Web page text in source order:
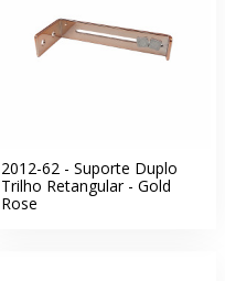
2012-62 - Suporte Duplo
Trilho Retangular - Gold
Rose